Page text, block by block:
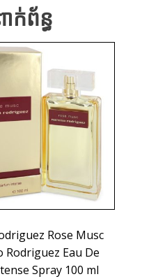
ក់ព័ន្ធ
Rose Musc
Rodriguez Eau De
Spray 100 ml